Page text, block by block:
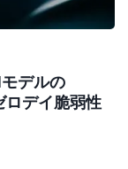
デルの
ロデイ脆弱性